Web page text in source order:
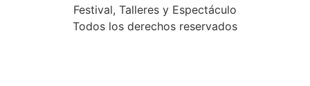
Festival, Talleres y Espectáculo
Todos los derechos reservados